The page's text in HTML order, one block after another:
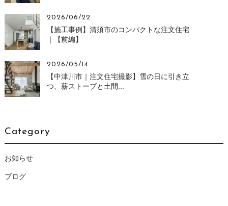
2026/06/22
【施工事例】清須市のコンパクトな注文住宅
｜【前編】
2026/05/14
【中津川市｜注文住宅撮影】雪の日に引き立
つ、薪ストーブと土間...
Category
お知らせ
ブログ